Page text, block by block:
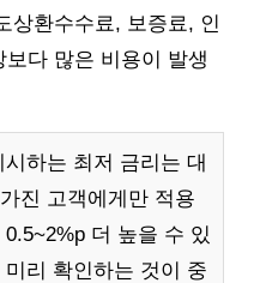
상환수수료, 보증료, 인
다 많은 비용이 발생
하는 최저 금리는 대
진 고객에게만 적용
더 높을 수 있
리 확인하는 것이 중